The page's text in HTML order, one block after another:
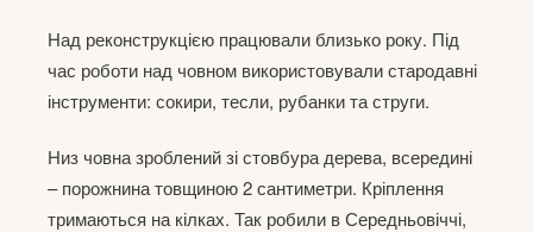
Над реконструкцією працювали близько року. Під
час роботи над човном використовували стародавні
інструменти: сокири, тесли, рубанки та струги.
Низ човна зроблений зі стовбура дерева, всередині
– порожнина товщиною 2 сантиметри. Кріплення
тримаються на кілках. Так робили в Середньовіччі,